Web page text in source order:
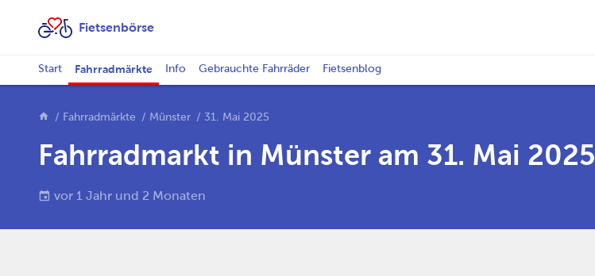
Fietsenbörse
Start Fahrradmärkte Info Gebrauchte Fahrräder Fietsenblog
Fahrradmärkte Münster 31. Mai 2025
Fahrradmarkt in Münster am 31. Mai 2025
vor 1 Jahr und 2 Monaten